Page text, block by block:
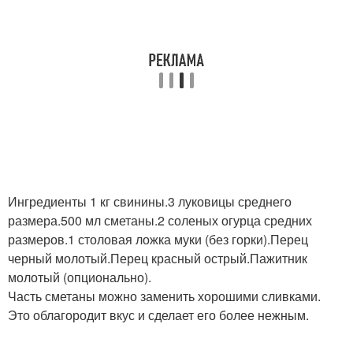
Ингредиенты 1 кг свинины.3 луковицы среднего
размера.500 мл сметаны.2 соленых огурца средних
размеров.1 столовая ложка муки (без горки).Перец
черный молотый.Перец красный острый.Пажитник
молотый (опционально).
Часть сметаны можно заменить хорошими сливками.
Это облагородит вкус и сделает его более нежным.